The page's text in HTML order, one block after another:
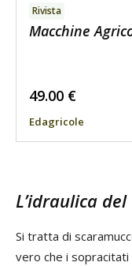
Rivista
Macchine
49.00 €
Edagricole
L’idraulica
Si tratta di
vero che i